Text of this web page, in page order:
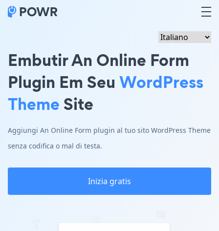
Embutir An Online Form
Plugin Em Seu WordPress
ThemeSite
Aggiungi An Online Form plugin al tuo sito WordPress Theme
senza codifica o mal di testa.
Inizia gratis